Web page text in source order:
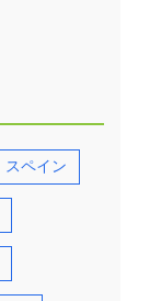
スペイン